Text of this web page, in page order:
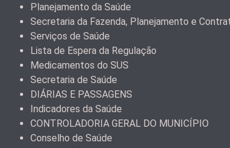
Planejamento da Saúde
Secretaria da Fazenda, Planejamento e
Serviços de Saúde
Lista de Espera da Regulação
Medicamentos do SUS
Secretaria de Saúde
DIÁRIAS E PASSAGENS
Indicadores da Saúde
CONTROLADORIA GERAL DO MUNICÍPIO
Conselho de Saúde